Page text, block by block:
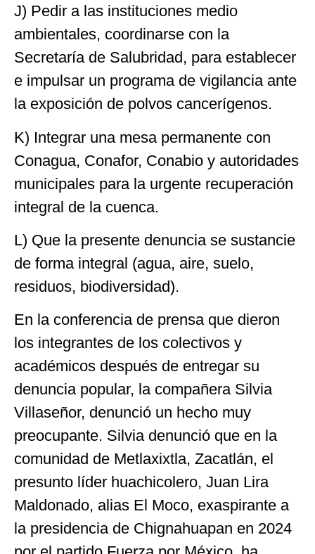
J) Pedir a las instituciones medio
ambientales, coordinarse con la
Secretaría de Salubridad, para establecer
e impulsar un programa de vigilancia ante
la exposición de polvos cancerígenos.
K) Integrar una mesa permanente con
Conagua, Conafor, Conabio y autoridades
municipales para la urgente recuperación
integral de la cuenca.
L) Que la presente denuncia se sustancie
de forma integral (agua, aire, suelo,
residuos, biodiversidad).
En la conferencia de prensa que dieron
los integrantes de los colectivos y
académicos después de entregar su
denuncia popular, la compañera Silvia
Villaseñor, denunció un hecho muy
preocupante. Silvia denunció que en la
comunidad de Metlaxixtla, Zacatlán, el
presunto líder huachicolero, Juan Lira
Maldonado, alias El Moco, exaspirante a
la presidencia de Chignahuapan en 2024